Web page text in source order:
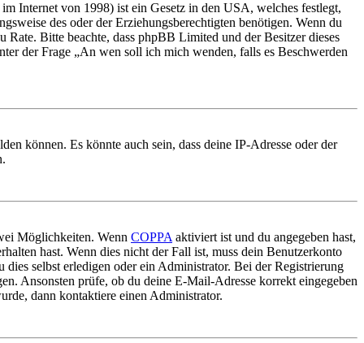
Internet von 1998) ist ein Gesetz in den USA, welches festlegt,
des oder der Erziehungsberechtigten benötigen. Wenn du
Bitte beachte, dass phpBB Limited und der Besitzer dieses
der Frage „An wen soll ich mich wenden, falls es Beschwerden
können. Es könnte auch sein, dass deine IP-Adresse oder der
Möglichkeiten. Wenn COPPA aktiviert ist und du angegeben hast,
hast. Wenn dies nicht der Fall ist, muss dein Benutzerkonto
selbst erledigen oder ein Administrator. Bei der Registrierung
Ansonsten prüfe, ob du deine E-Mail-Adresse korrekt eingegeben
dann kontaktiere einen Administrator.